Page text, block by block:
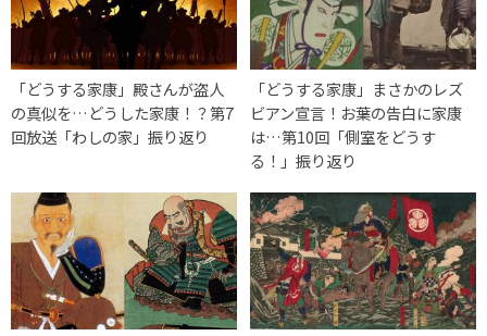
「どうする家康」殿さんが盗人
の真似を…どうした家康！？第7
回放送「わしの家」振り返り
「どうする家康」まさかのレズ
ビアン宣言！お葉の告白に家康
は…第10回「側室をどうす
る！」振り返り